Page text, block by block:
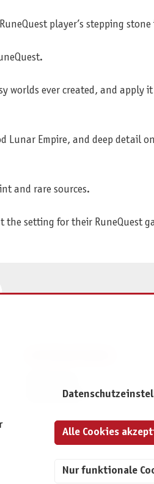
player’s stepping
worlds ever created, and apply
Lunar Empire, and deep detail
and rare sources.
the setting for their RuneQuest
Datenschutz
Nur funktionale
Alle Cookies